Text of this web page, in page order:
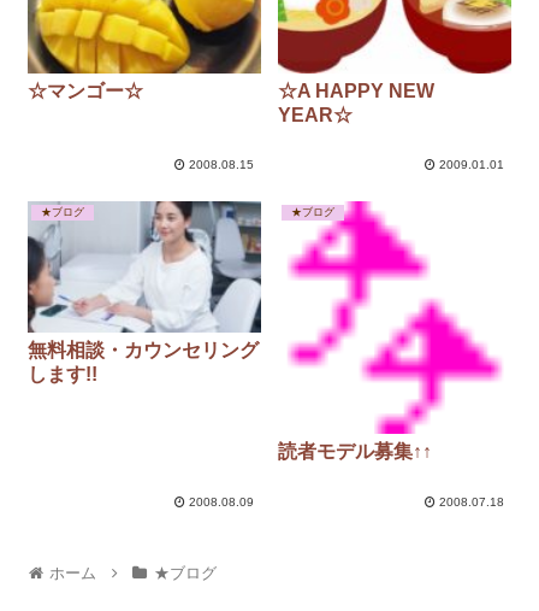
☆マンゴー☆
2008.08.15
☆A HAPPY NEW
YEAR☆
2009.01.01
★ブログ
無料相談・カウンセリング
します!!
2008.08.09
★ブログ
読者モデル募集↑↑
2008.07.18
ホーム ★ブログ